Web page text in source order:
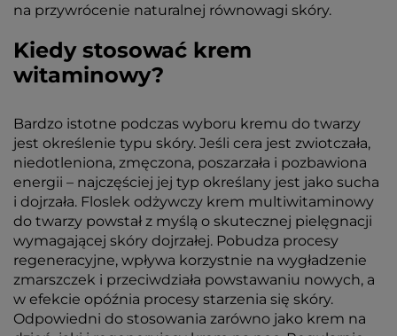
na przywrócenie naturalnej równowagi skóry.
Kiedy stosować krem
witaminowy?
Bardzo istotne podczas wyboru kremu do twarzy
jest określenie typu skóry. Jeśli cera jest zwiotczała,
niedotleniona, zmęczona, poszarzała i pozbawiona
energii – najczęściej jej typ określany jest jako sucha
i dojrzała. Floslek odżywczy krem multiwitaminowy
do twarzy powstał z myślą o skutecznej pielęgnacji
wymagającej skóry dojrzałej. Pobudza procesy
regeneracyjne, wpływa korzystnie na wygładzenie
zmarszczek i przeciwdziała powstawaniu nowych, a
w efekcie opóźnia procesy starzenia się skóry.
Odpowiedni do stosowania zarówno jako krem na